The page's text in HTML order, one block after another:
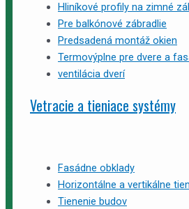
Hliníkové profily na zimné
Pre balkónové zábradlie
Predsadená montáž okien
Termovýplne pre dvere a
ventilácia dverí
Vetracie a tieniace systémy
Fasádne obklady
Horizontálne a vertikálne
Tienenie budov